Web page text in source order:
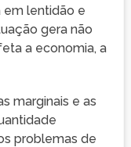
em lentidão e
gera não
a economia, a
marginais e as
problemas de